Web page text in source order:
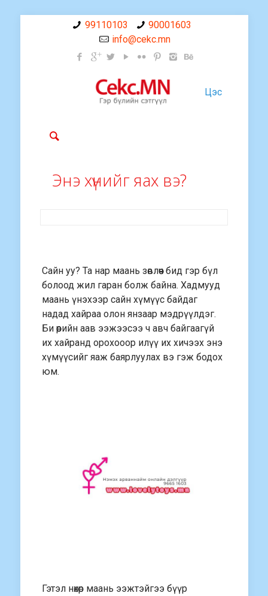
99110103
90001603
info@cekc.mn
Цэс
Энэ хүнийг яах вэ?
Сайн уу? Та нар маань зөвлөөч бид гэр бүл
болоод жил гаран болж байна. Хадмууд
маань үнэхээр сайн хүмүүс байдаг
надад хайраа олон янзаар мэдрүүлдэг.
Би өөрийн аав ээжээсээ ч авч байгаагүй
их хайранд орохооор илүү их хичээх энэ
хүмүүсийг яаж баярлуулах вэ гэж бодох
юм.
Гэтэл нөхөр маань ээжтэйгээ бүүр